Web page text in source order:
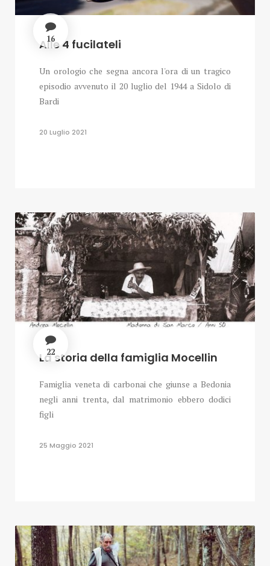
16
Alle 4 fucilateli
Un orologio che segna ancora l'ora di un tragico
episodio avvenuto il 20 luglio del 1944 a Sidolo di
Bardi
20 Luglio 2021
22
La storia della famiglia Mocellin
Famiglia veneta di carbonai che giunse a Bedonia
negli anni trenta, dal matrimonio ebbero dodici
figli
25 Maggio 2021